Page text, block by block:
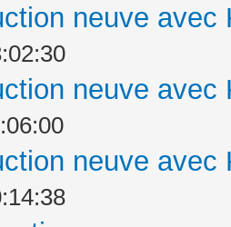
neuve avec
neuve avec
neuve avec